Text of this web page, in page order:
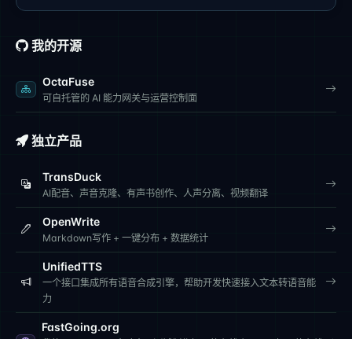
我的开源
OctaFuse
可自托管的 AI 能力网关与运营控制面
独立产品
TransDuck
AI配音、声音克隆、有声书创作、人声分离、视频翻译
OpenWrite
Markdown写作 + 一键分布 + 数据统计
UnifiedTTS
一个接口集成所有语音合成引擎，帮助开发快速接入文本转语音能
力
FastGoing.org